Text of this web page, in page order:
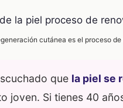
cutánea es el proceso
que la piel se
joven. Si tienes 40